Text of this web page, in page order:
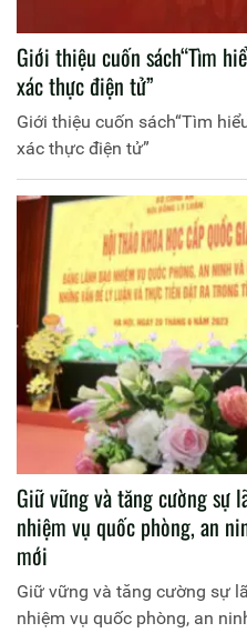
Giới thiệu cuốn sách“Tìm
xác thực điện tử”
Giới thiệu cuốn sách“Tìm
xác thực điện tử”
Giữ vững và tăng cường sự
nhiệm vụ quốc phòng, an
mới
Giữ vững và tăng cường sự
nhiệm vụ quốc phòng, an